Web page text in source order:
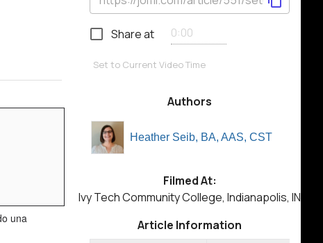
una
Share at
Set to Current Video Time
Authors
Heather Seib, BA, AAS, CST
Filmed At:
Ivy Tech Community College, Indianapolis, IN
Article Information